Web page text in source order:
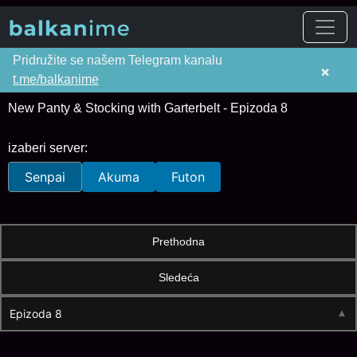
Pridružite se našem Telegram kanalu
t.me/balkanime
×
New Panty & Stocking with Garterbelt - Epizoda 8
izaberi server:
Senpai Akuma Futon
Prethodna
Sledeća